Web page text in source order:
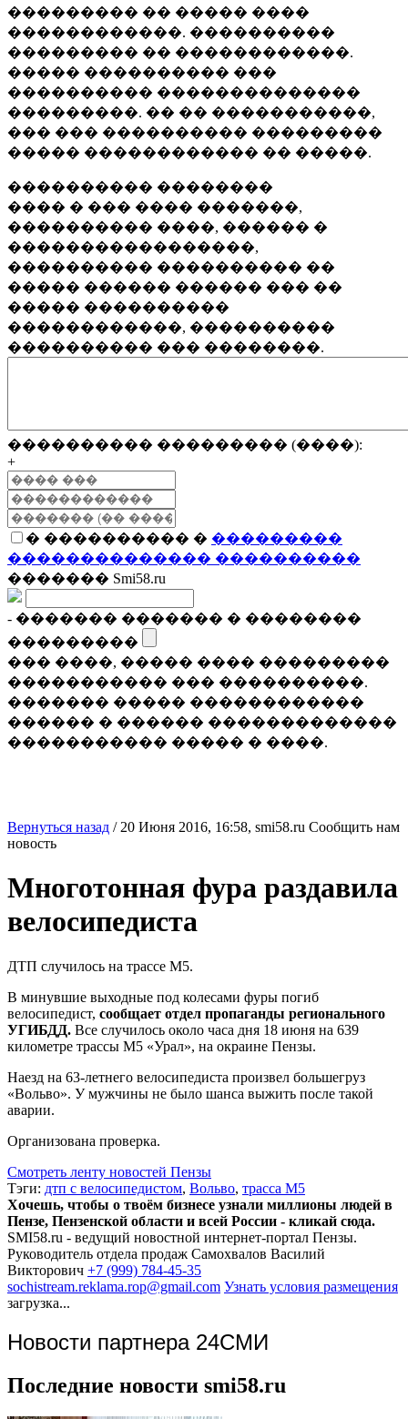
��������� �� ����� ����
������������. ����������
��������� �� ������������.
����� ���������� ���
���������� ��������������
���������. �� �� �����������,
��� ��� ���������� ���������
����� ������������ �� �����.
���������� ��������
���� � ��� ���� �������,
���������� ����, ������ �
�����������������,
���������� ���������� ��
����� ������ ������ ��� ��
����� ����������
������������, ����������
���������� ��� ��������.
���������� ��������� (����):
+
� ���������� � ���������
�������������� ����������
������� Smi58.ru
- ������� ������� � ��������
���������
��� ����, ����� ���� ���������
����������� ��� ����������.
������� ����� ������������
������ � ������ �������������
����������� ����� � ����.
Вернуться назад / 20 Июня 2016, 16:58, smi58.ru Сообщить нам
новость
Многотонная фура раздавила
велосипедиста
ДТП случилось на трассе М5.
В минувшие выходные под колесами фуры погиб
велосипедист, сообщает отдел пропаганды регионального
УГИБДД. Все случилось около часа дня 18 июня на 639
километре трассы М5 «Урал», на окраине Пензы.
Наезд на 63-летнего велосипедиста произвел большегруз
«Вольво». У мужчины не было шанса выжить после такой
аварии.
Организована проверка.
Смотреть ленту новостей Пензы
Тэги: дтп с велосипедистом, Вольво, трасса М5
Хочешь, чтобы о твоём бизнесе узнали миллионы людей в
Пензе, Пензенской области и всей России - кликай сюда.
SMI58.ru - ведущий новостной интернет-портал Пензы.
Руководитель отдела продаж Самохвалов Василий
Викторович +7 (999) 784-45-35
sochistream.reklama.rop@gmail.com Узнать условия размещения
загрузка...
Новости партнера 24СМИ
Последние новости smi58.ru